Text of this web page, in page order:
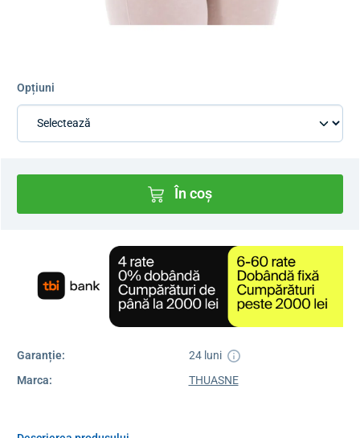
Opțiuni
În coș
Garanție:
24 luni
Marca:
THUASNE